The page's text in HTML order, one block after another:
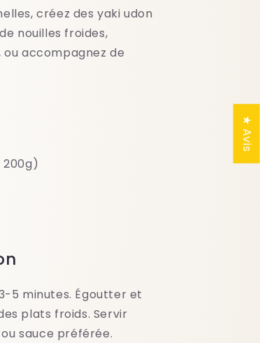
créez des yaki udon
nouilles froides,
accompagnez de
200g)
5 minutes. Égoutter et
plats froids. Servir
sauce préférée.
★ Avis